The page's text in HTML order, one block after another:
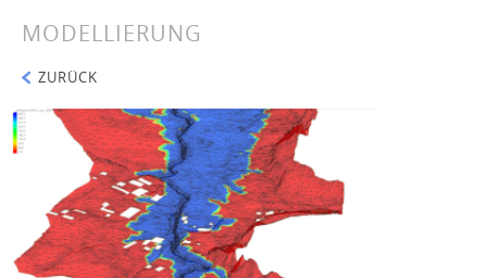
MODELLIERUNG
ZURÜCK